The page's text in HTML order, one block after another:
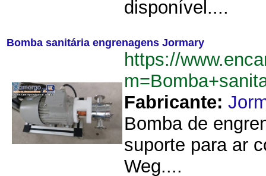
disponível....
Bomba sanitária engrenagens Jormary
https://
Fabricante:
Bomba de
suporte para ar
Weg....